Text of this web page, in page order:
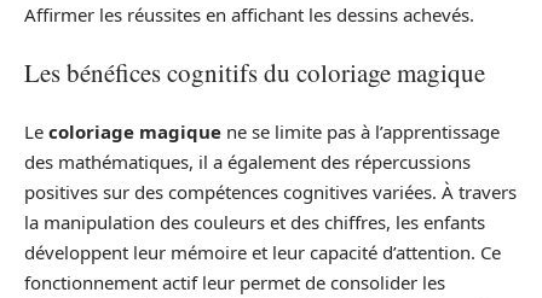
Affirmer les réussites en affichant les dessins achevés.
Les bénéfices cognitifs du coloriage magique
Le coloriage magique ne se limite pas à l’apprentissage
des mathématiques, il a également des répercussions
positives sur des compétences cognitives variées. À travers
la manipulation des couleurs et des chiffres, les enfants
développent leur mémoire et leur capacité d’attention. Ce
fonctionnement actif leur permet de consolider les